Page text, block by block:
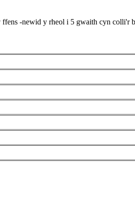
-newid y rheol i 5 gwaith cyn colli'r